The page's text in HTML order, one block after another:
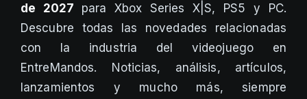
de 2027 para Xbox Series X|S, PS5 y PC.
Descubre todas las novedades relacionadas
con la industria del videojuego en
EntreMandos. Noticias, análisis, artículos,
lanzamientos y mucho más, siempre